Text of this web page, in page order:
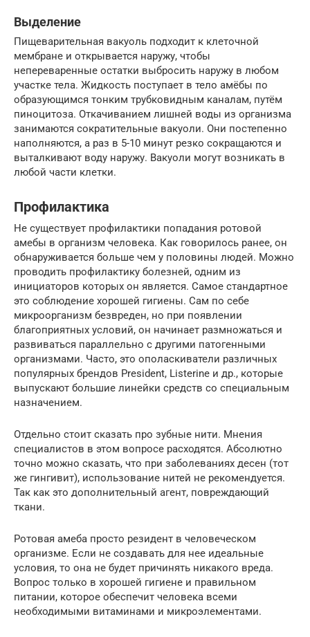
Выделение
Пищеварительная вакуоль подходит к клеточной
мембране и открывается наружу, чтобы
непереваренные остатки выбросить наружу в любом
участке тела. Жидкость поступает в тело амёбы по
образующимся тонким трубковидным каналам, путём
пиноцитоза. Откачиванием лишней воды из организма
занимаются сократительные вакуоли. Они постепенно
наполняются, а раз в 5-10 минут резко сокращаются и
выталкивают воду наружу. Вакуоли могут возникать в
любой части клетки.
Профилактика
Не существует профилактики попадания ротовой
амебы в организм человека. Как говорилось ранее, он
обнаруживается больше чем у половины людей. Можно
проводить профилактику болезней, одним из
инициаторов которых он является. Самое стандартное
это соблюдение хорошей гигиены. Сам по себе
микроорганизм безвреден, но при появлении
благоприятных условий, он начинает размножаться и
развиваться параллельно с другими патогенными
организмами. Часто, это ополаскиватели различных
популярных брендов President, Listerine и др., которые
выпускают большие линейки средств со специальным
назначением.
Отдельно стоит сказать про зубные нити. Мнения
специалистов в этом вопросе расходятся. Абсолютно
точно можно сказать, что при заболеваниях десен (тот
же гингивит), использование нитей не рекомендуется.
Так как это дополнительный агент, повреждающий
ткани.
Ротовая амеба просто резидент в человеческом
организме. Если не создавать для нее идеальные
условия, то она не будет причинять никакого вреда.
Вопрос только в хорошей гигиене и правильном
питании, которое обеспечит человека всеми
необходимыми витаминами и микроэлементами.